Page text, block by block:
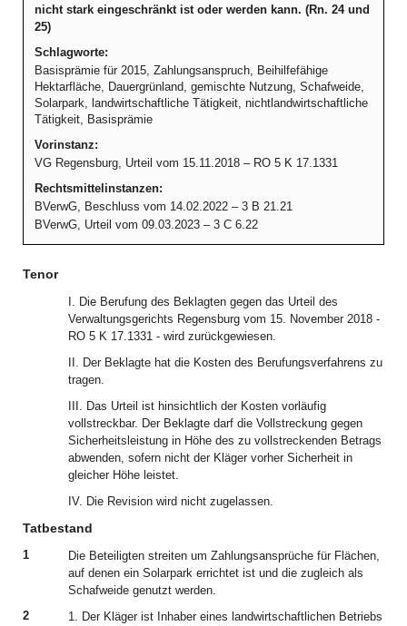
nicht stark eingeschränkt ist oder werden kann. (Rn. 24 und
25)
Schlagworte:
Basisprämie für 2015, Zahlungsanspruch, Beihilfefähige
Hektarfläche, Dauergrünland, gemischte Nutzung, Schafweide,
Solarpark, landwirtschaftliche Tätigkeit, nichtlandwirtschaftliche
Tätigkeit, Basisprämie
Vorinstanz:
VG Regensburg, Urteil vom 15.11.2018 – RO 5 K 17.1331
Rechtsmittelinstanzen:
BVerwG, Beschluss vom 14.02.2022 – 3 B 21.21
BVerwG, Urteil vom 09.03.2023 – 3 C 6.22
Tenor
I. Die Berufung des Beklagten gegen das Urteil des
Verwaltungsgerichts Regensburg vom 15. November 2018 -
RO 5 K 17.1331 - wird zurückgewiesen.
II. Der Beklagte hat die Kosten des Berufungsverfahrens zu
tragen.
III. Das Urteil ist hinsichtlich der Kosten vorläufig
vollstreckbar. Der Beklagte darf die Vollstreckung gegen
Sicherheitsleistung in Höhe des zu vollstreckenden Betrags
abwenden, sofern nicht der Kläger vorher Sicherheit in
gleicher Höhe leistet.
IV. Die Revision wird nicht zugelassen.
Tatbestand
1
Die Beteiligten streiten um Zahlungsansprüche für Flächen,
auf denen ein Solarpark errichtet ist und die zugleich als
Schafweide genutzt werden.
2
1. Der Kläger ist Inhaber eines landwirtschaftlichen Betriebs